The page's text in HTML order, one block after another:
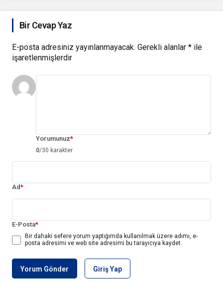
Bir Cevap Yaz
E-posta adresiniz yayınlanmayacak. Gerekli alanlar * ile
işaretlenmişlerdir
Yorumunuz*
0/30 karakter
Ad*
E-Posta*
Bir dahaki sefere yorum yaptığımda kullanılmak üzere adımı, e-
posta adresimi ve web site adresimi bu tarayıcıya kaydet.
Yorum Gönder Giriş Yap